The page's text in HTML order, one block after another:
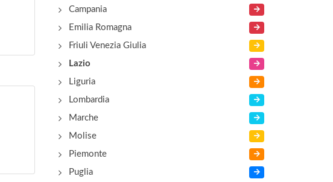
Campania
Emilia Romagna
Friuli Venezia Giulia
Lazio
Liguria
Lombardia
Marche
Molise
Piemonte
Puglia